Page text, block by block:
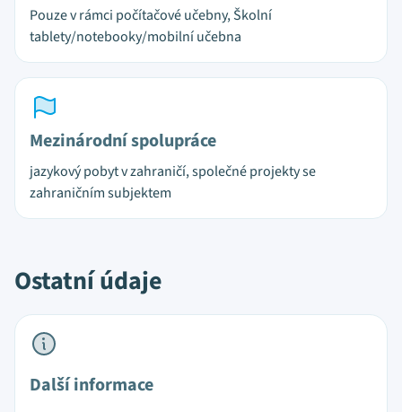
Pouze v rámci počítačové učebny, Školní
tablety/notebooky/mobilní učebna
Mezinárodní spolupráce
jazykový pobyt v zahraničí, společné projekty se
zahraničním subjektem
Ostatní údaje
Další informace